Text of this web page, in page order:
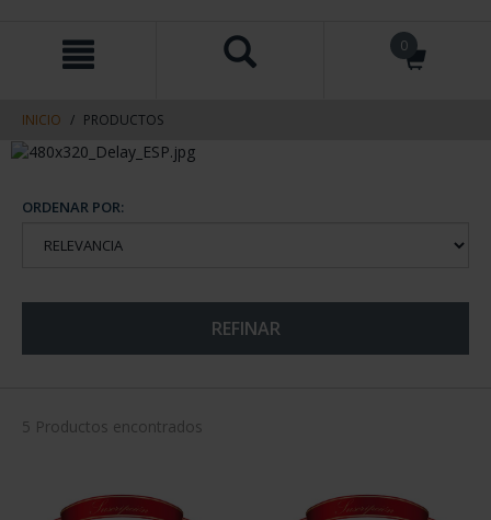
contenido
navegacin
0
INICIO PRODUCTOS
ORDENAR POR:
REFINAR
5 Productos encontrados